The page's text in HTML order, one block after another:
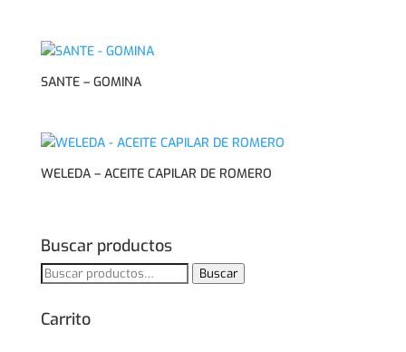
SANTE – GOMINA
WELEDA – ACEITE CAPILAR DE ROMERO
Buscar productos
Buscar
Buscar
Carrito